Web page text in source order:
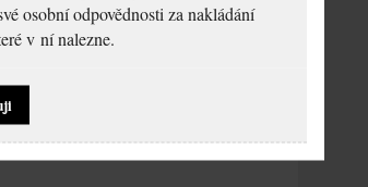
osobní odpovědnosti za nakládání
v ní nalezne.